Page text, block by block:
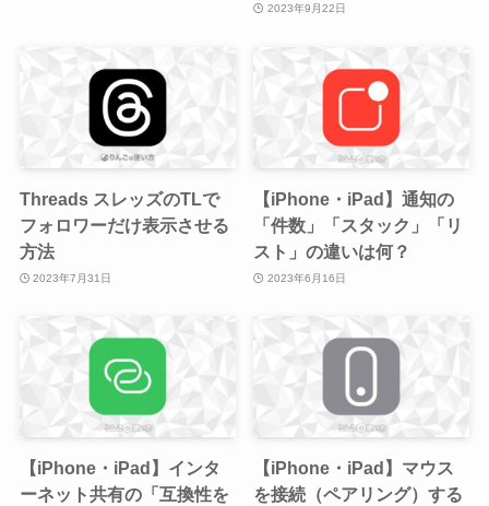
2023年9月22日
Threads スレッズのTLで
フォロワーだけ表示させる
方法
2023年7月31日
【iPhone・iPad】通知の
「件数」「スタック」「リ
スト」の違いは何？
2023年6月16日
【iPhone・iPad】インタ
ーネット共有の「互換性を
【iPhone・iPad】マウス
を接続（ペアリング）する